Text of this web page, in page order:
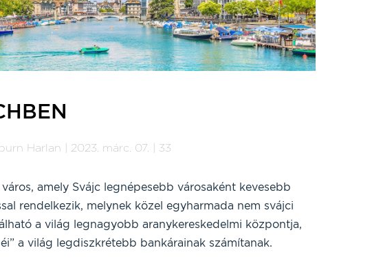
Harlan | 2023. márc. 07. | 33
amely Svájc legnépesebb városaként kevesebb
rendelkezik, melynek közel egyharmada nem svájci
a világ legnagyobb aranykereskedelmi központja,
a világ legdiszkrétebb bankárainak számítanak.